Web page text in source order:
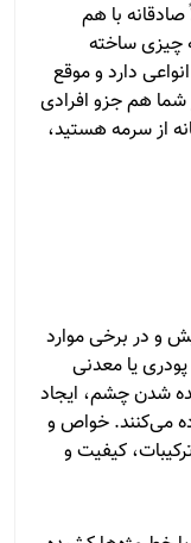
صادقانه با هم
چیزی ساخته
دارد و موقع
شما هم جزو افرادی
از سرمه هستید،
و در برخی موارد
یا معدنی
شدن چشم، ایجاد
می‌کنند. خواص و
کیفیت و